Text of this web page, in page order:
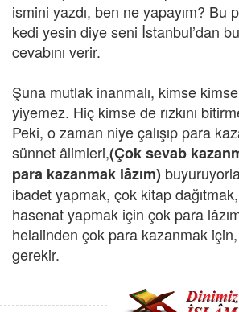
ismini yazdı, ben ne yapayım? Bu
kedi yesin diye seni İstanbul’dan
cevabını verir.
Şuna mutlak inanmalı, kimse
yiyemez. Hiç kimse de rızkını
Peki, o zaman niye çalışıp para
sünnet âlimleri,(Çok sevab
para kazanmak lâzım)
ibadet yapmak, çok kitap
hasenat yapmak için çok para
helalinden çok para kazanmak
gerekir.